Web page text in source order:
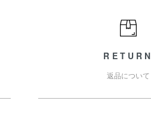
RETURN
返品について